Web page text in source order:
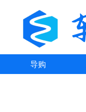
导购